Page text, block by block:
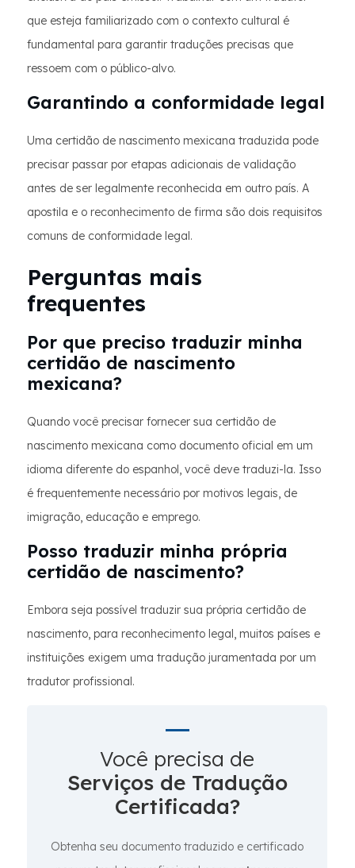
que esteja familiarizado com o contexto cultural é
fundamental para garantir traduções precisas que
ressoem com o público-alvo.
Garantindo a conformidade legal
Uma certidão de nascimento mexicana traduzida pode
precisar passar por etapas adicionais de validação
antes de ser legalmente reconhecida em outro país. A
apostila e o reconhecimento de firma são dois requisitos
comuns de conformidade legal.
Perguntas mais
frequentes
Por que preciso traduzir minha
certidão de nascimento
mexicana?
Quando você precisar fornecer sua certidão de
nascimento mexicana como documento oficial em um
idioma diferente do espanhol, você deve traduzi-la. Isso
é frequentemente necessário por motivos legais, de
imigração, educação e emprego.
Posso traduzir minha própria
certidão de nascimento?
Embora seja possível traduzir sua própria certidão de
nascimento, para reconhecimento legal, muitos países e
instituições exigem uma tradução juramentada por um
tradutor profissional.
Você precisa de
Serviços de Tradução
Certificada?
Obtenha seu documento traduzido e certificado